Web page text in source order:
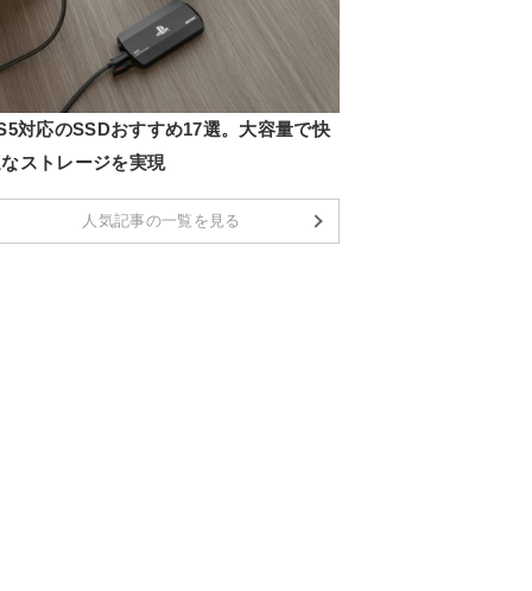
対応のSSDおすすめ17選。大容量で快
ストレージを実現
人気記事の一覧を見る